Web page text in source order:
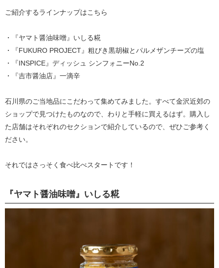
ご紹介するラインナップはこちら
・『ヤマト醤油味噌』いしる糀
・『FUKURO PROJECT』粗びき黒胡椒とパルメザンチーズの塩
・『INSPICE』ディッシュ シンフォニーNo.2
・『吉市醤油店』一滴辛
石川県のご当地品にこだわって集めてみました。すべて金沢近郊の
ショップで見つけたものなので、わりと手軽に買えるはず。購入し
た店舗はそれぞれのセクションで紹介しているので、ぜひご参考く
ださい。
それではさっそく食べ比べスタートです！
『ヤマト醤油味噌』いしる糀